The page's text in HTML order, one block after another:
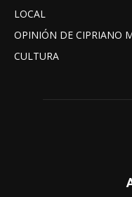
LOCAL
OPINIÓN DE CIPRIANO
CULTURA